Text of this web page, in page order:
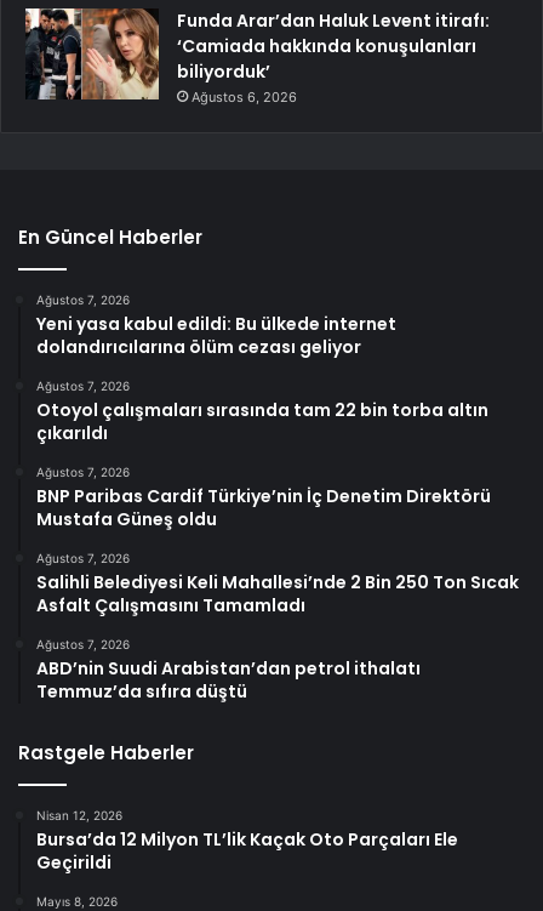
Funda Arar’dan Haluk Levent itirafı:
‘Camiada hakkında konuşulanları
biliyorduk’
Ağustos 6, 2026
En Güncel Haberler
Ağustos 7, 2026
Yeni yasa kabul edildi: Bu ülkede internet
dolandırıcılarına ölüm cezası geliyor
Ağustos 7, 2026
Otoyol çalışmaları sırasında tam 22 bin torba altın
çıkarıldı
Ağustos 7, 2026
BNP Paribas Cardif Türkiye’nin İç Denetim Direktörü
Mustafa Güneş oldu
Ağustos 7, 2026
Salihli Belediyesi Keli Mahallesi’nde 2 Bin 250 Ton Sıcak
Asfalt Çalışmasını Tamamladı
Ağustos 7, 2026
ABD’nin Suudi Arabistan’dan petrol ithalatı
Temmuz’da sıfıra düştü
Rastgele Haberler
Nisan 12, 2026
Bursa’da 12 Milyon TL’lik Kaçak Oto Parçaları Ele
Geçirildi
Mayıs 8, 2026